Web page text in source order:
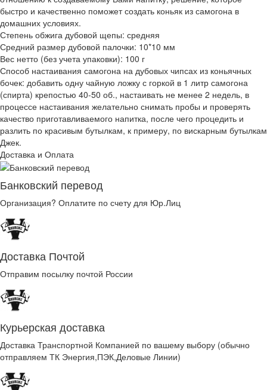
быстро и качественно поможет создать коньяк из самогона в
домашних условиях.
Степень обжига дубовой щепы: средняя
Средний размер дубовой палочки: 10*10 мм
Вес нетто (без учета упаковки): 100 г
Способ настаивания самогона на дубовых чипсах из коньячных
бочек: добавить одну чайную ложку с горкой в 1 литр самогона
(спирта) крепостью 40-50 об., настаивать не менее 2 недель, в
процессе настаивания желательно снимать пробы и проверять
качество приготавливаемого напитка, после чего процедить и
разлить по красивым бутылкам, к примеру, по вискарным бутылкам
Джек.
Доставка и Оплата
Банковский перевод
Организация? Оплатите по счету для Юр.Лиц
Доставка Почтой
Отправим посылку почтой России
Курьерская доставка
Доставка Транспортной Компанией по вашему выбору (обычно
отправляем ТК Энергия,ПЭК,Деловые Линии)